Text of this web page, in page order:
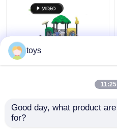
Ücretsiz Özel Tasarım
toys
11:25
Good day, what product
for?